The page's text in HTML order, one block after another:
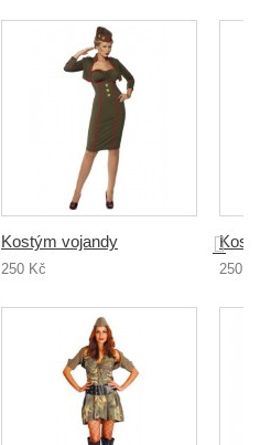
Kostým vojandy
250 Kč 250